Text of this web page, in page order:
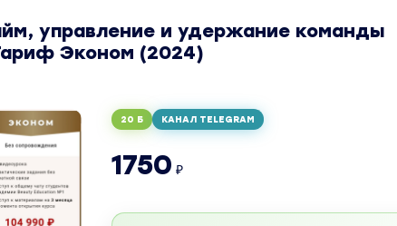
управление и удержание команды
Эконом (2024)
20 Б КАНАЛ TELEGRAM
1750 ₽